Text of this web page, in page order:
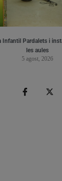
Infantil Pardalets i
les aules
5 agost, 2026